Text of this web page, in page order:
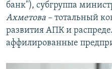
банк"), субгруппа
Ахметова – тотальный
развития АПК и
аффилированные